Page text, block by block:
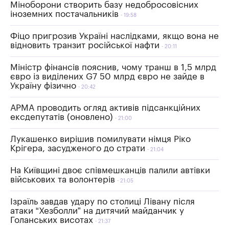
Міноборони створить базу недобросовісних
іноземних постачальників
19:58
Фіцо пригрозив Україні наслідками, якщо вона не
відновить транзит російської нафти
20:11
Міністр фінансів пояснив, чому транш в 1,5 млрд
євро із виділених G7 50 млрд євро не зайде в
Україну фізично
20:42
АРМА проводить огляд активів підсанкційних
ексдепутатів (оновлено)
21:00
Лукашенко вирішив помилувати німця Ріко
Крігера, засудженого до страти
21:04
На Київщині двоє співмешканців палили автівки
військових та волонтерів
21:05
Ізраїль завдав удару по столиці Лівану після
атаки “Хезболли” на дитячий майданчик у
Голанських висотах
21:37